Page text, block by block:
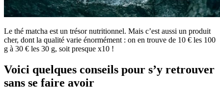
Le thé matcha est un trésor nutritionnel. Mais c’est aussi un produit
cher, dont la qualité varie énormément : on en trouve de 10 € les 100
g à 30 € les 30 g, soit presque x10 !
Voici quelques conseils pour s’y retrouver
sans se faire avoir